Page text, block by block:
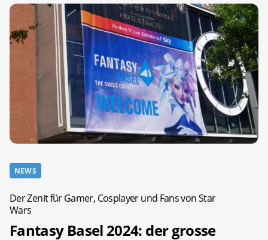
NEWS
Der Zenit für Gamer, Cosplayer und Fans von Star
Wars
Fantasy Basel 2024: der grosse